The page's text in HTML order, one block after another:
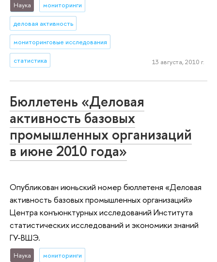
Наука мониторинги
деловая активность
мониторинговые исследования
статистика 13 августа, 2010 г.
Бюллетень «Деловая
активность базовых
промышленных организаций
в июне 2010 года»
Опубликован июньский номер бюллетеня «Деловая
активность базовых промышленных организаций»
Центра конъюнктурных исследований Института
статистических исследований и экономики знаний
ГУ-ВШЭ.
Наука мониторинги